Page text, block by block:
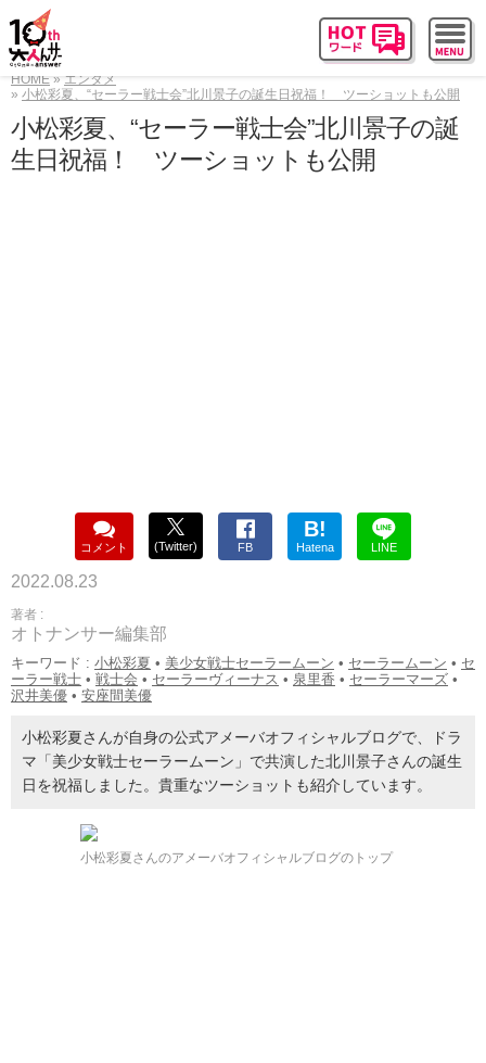
HOME
エンタメ
小松彩夏、“セーラー戦士会”北川景子の誕生日祝福！ ツーショットも公開
小松彩夏、“セーラー戦士会”北川景子の誕
生日祝福！ ツーショットも公開
コメント (Twitter) FB
B!
Hatena LINE
2022.08.23
著者 :
オトナンサー編集部
キーワード : 小松彩夏 • 美少女戦士セーラームーン • セーラームーン • セ
ーラー戦士 • 戦士会 • セーラーヴィーナス • 泉里香 • セーラーマーズ •
沢井美優 • 安座間美優
小松彩夏さんが自身の公式アメーバオフィシャルブログで、ドラ
マ「美少女戦士セーラームーン」で共演した北川景子さんの誕生
日を祝福しました。貴重なツーショットも紹介しています。
小松彩夏さんのアメーバオフィシャルブログのトップ